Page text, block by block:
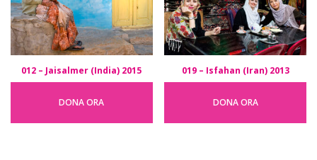
012 – Jaisalmer (India) 2015
DONA ORA
019 – Isfahan (Iran) 2013
DONA ORA